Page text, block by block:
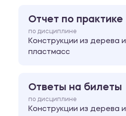
Отчет по практике
по дисциплине
Конструкции из дерева и
пластмасс
Ответы на билеты
по дисциплине
Конструкции из дерева и